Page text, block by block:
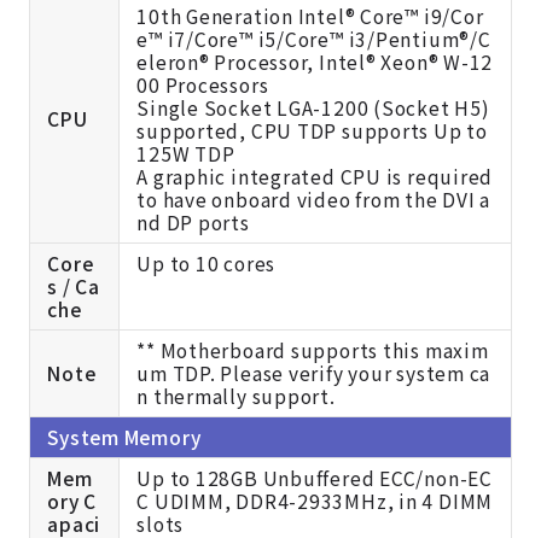
CPU
10th Generation Intel® Core™ i9/Cor
e™ i7/Core™ i5/Core™ i3/Pentium®/C
eleron® Processor, Intel® Xeon® W-12
00 Processors
Single Socket LGA-1200 (Socket H5)
supported, CPU TDP supports Up to
125W TDP
A graphic integrated CPU is required
to have onboard video from the DVI a
nd DP ports
Core
s / Ca
che
Up to 10 cores
Note
** Motherboard supports this maxim
um TDP. Please verify your system ca
n thermally support.
System Memory
Mem
ory C
apaci
Up to 128GB Unbuffered ECC/non-EC
C UDIMM, DDR4-2933MHz, in 4 DIMM
slots